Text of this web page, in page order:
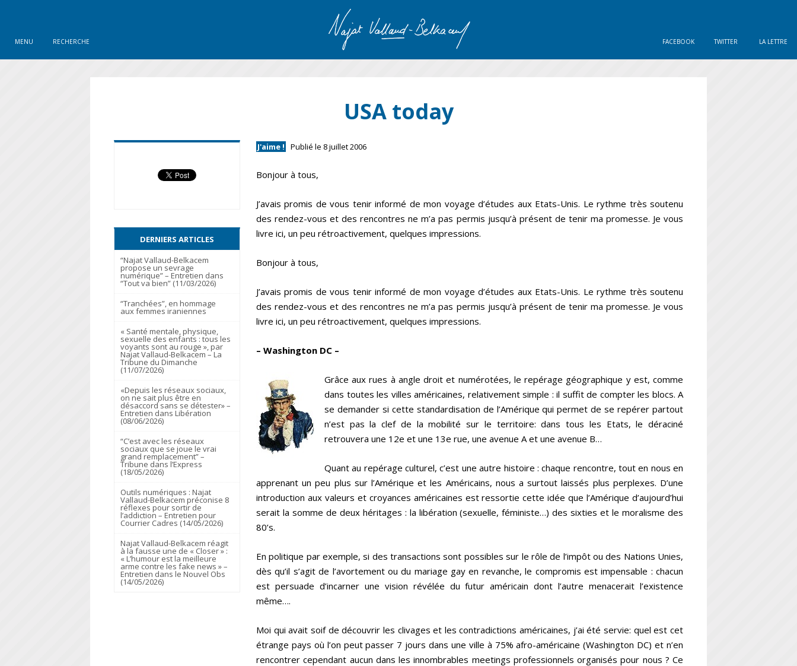
MENU RECHERCHE LA LETTRE
TWITTER
FACEBOOK
USA today
J'aime ! Publié le 8 juillet 2006
Bonjour à tous,
J’avais promis de vous tenir informé de mon voyage d’études aux Etats-Unis. Le rythme très soutenu
des rendez-vous et des rencontres ne m’a pas permis jusqu’à présent de tenir ma promesse. Je vous
livre ici, un peu rétroactivement, quelques impressions.
Bonjour à tous,
J’avais promis de vous tenir informé de mon voyage d’études aux Etats-Unis. Le rythme très soutenu
des rendez-vous et des rencontres ne m’a pas permis jusqu’à présent de tenir ma promesse. Je vous
livre ici, un peu rétroactivement, quelques impressions.
– Washington DC –
Grâce aux rues à angle droit et numérotées, le repérage géographique y est, comme
dans toutes les villes américaines, relativement simple : il suffit de compter les blocs. A
se demander si cette standardisation de l’Amérique qui permet de se repérer partout
n’est pas la clef de la mobilité sur le territoire: dans tous les Etats, le déraciné
retrouvera une 12e et une 13e rue, une avenue A et une avenue B…
Quant au repérage culturel, c’est une autre histoire : chaque rencontre, tout en nous en
apprenant un peu plus sur l’Amérique et les Américains, nous a surtout laissés plus perplexes. D’une
introduction aux valeurs et croyances américaines est ressortie cette idée que l’Amérique d’aujourd’hui
serait la somme de deux héritages : la libération (sexuelle, féministe…) des sixties et le moralisme des
80’s.
En politique par exemple, si des transactions sont possibles sur le rôle de l’impôt ou des Nations Unies,
dès qu’il s’agit de l’avortement ou du mariage gay en revanche, le compromis est impensable : chacun
est persuade d’incarner une vision révélée du futur américain dont l’autre menacerait l’existence
même….
Moi qui avait soif de découvrir les clivages et les contradictions américaines, j’ai été servie: quel est cet
étrange pays où l’on peut passer 7 jours dans une ville à 75% afro-américaine (Washington DC) et n’en
rencontrer cependant aucun dans les innombrables meetings professionnels organisés pour nous ? Ce
DERNIERS ARTICLES
“Najat Vallaud-Belkacem
propose un sevrage
numérique” – Entretien dans
“Tout va bien” (11/03/2026)
“Tranchées”, en hommage
aux femmes iraniennes
« Santé mentale, physique,
sexuelle des enfants : tous les
voyants sont au rouge », par
Najat Vallaud-Belkacem – La
Tribune du Dimanche
(11/07/2026)
«Depuis les réseaux sociaux,
on ne sait plus être en
désaccord sans se détester» –
Entretien dans Libération
(08/06/2026)
“C’est avec les réseaux
sociaux que se joue le vrai
grand remplacement” –
Tribune dans l’Express
(18/05/2026)
Outils numériques : Najat
Vallaud-Belkacem préconise 8
réflexes pour sortir de
l’addiction – Entretien pour
Courrier Cadres (14/05/2026)
Najat Vallaud-Belkacem réagit
à la fausse une de « Closer » :
« L’humour est la meilleure
arme contre les fake news » –
Entretien dans le Nouvel Obs
(14/05/2026)